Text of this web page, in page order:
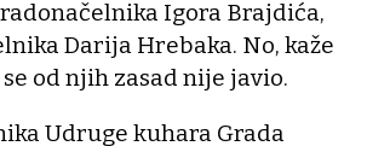
Igora Brajdića,
Darija Hrebaka. No, kaže
od njih zasad nije javio.
Udruge kuhara Grada